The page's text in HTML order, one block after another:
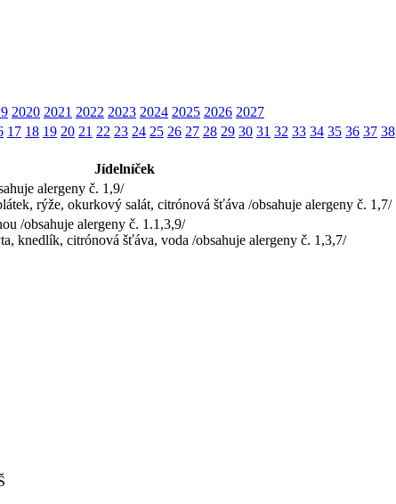
2020 2021 2022 2023 2024 2025 2026 2027
17 18 19 20 21 22 23 24 25 26 27 28 29 30 31 32 33 34 35 36 37 38
Jídelníček
alergeny č. 1,9/
rýže, okurkový salát, citrónová šťáva /obsahuje alergeny č. 1,7/
/obsahuje alergeny č. 1.1,3,9/
knedlík, citrónová šťáva, voda /obsahuje alergeny č. 1,3,7/